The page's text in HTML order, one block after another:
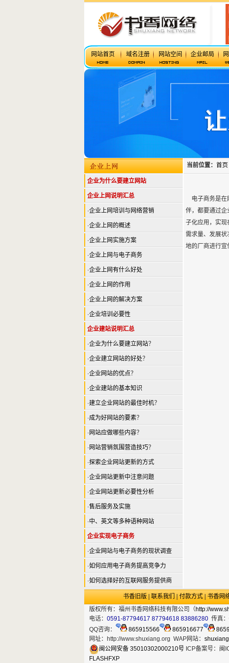
网站首页 域名注册 网站空间 企业邮局
企业为什么要建立网站
企业上网说明汇总
·企业上网培训与网络营销
·企业上网的概述
·企业上网实施方案
·企业上网与电子商务
·企业上网有什么好处
·企业上网的作用
·企业上网的解决方案
·企业培训必要性
企业建站说明汇总
·企业为什么要建立网站？
·企业建立网站的好处？
·企业网站的优点？
·企业建站的基本知识
·建立企业网站的最佳时机？
·成为好网站的要素？
· 网站应做哪些内容？
· 网站营销氛围营造技巧？
·探索企业网站更新的方式
·企业网站更新中注意问题
·企业网站更新必要性分析
·售后服务及实施
·中、英文等多种语种网站
企业实现电子商务
·企业网站与电子商务的现状调查
·如何应用电子商务提高竞争力
·如何选择好的互联网服务提供商
当前位置： 首页
电子商务是在
伴，都要通过企
子化应用，实现
需求量、发展状
地的厂商进行宣
书香旧版|联系我们|付款方式|书香网
版权所有：福州书香网络科技有限公司（http://
电话： 0591-87794617 87794618 83886280 传真：
QQ咨询：
865915566 865916677
网址：
http://www.shuxiang.org WAP网站：
闽公网安备 35010302000210号 ICP备案号：闽
FLASHFXP